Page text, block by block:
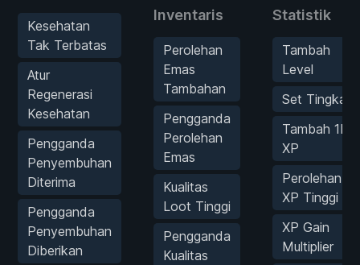
Kesehatan
Tak Terbatas
Atur
Regenerasi
Kesehatan
Pengganda
Penyembuhan
Diterima
Pengganda
Penyembuhan
Diberikan
Inventaris
Perolehan
Emas
Tambahan
Pengganda
Perolehan
Emas
Kualitas
Loot Tinggi
Pengganda
Kualitas
Statistik
Tambah
Level
Set Tingkat
Tambah 1K
XP
Perolehan
XP Tinggi
XP Gain
Multiplier